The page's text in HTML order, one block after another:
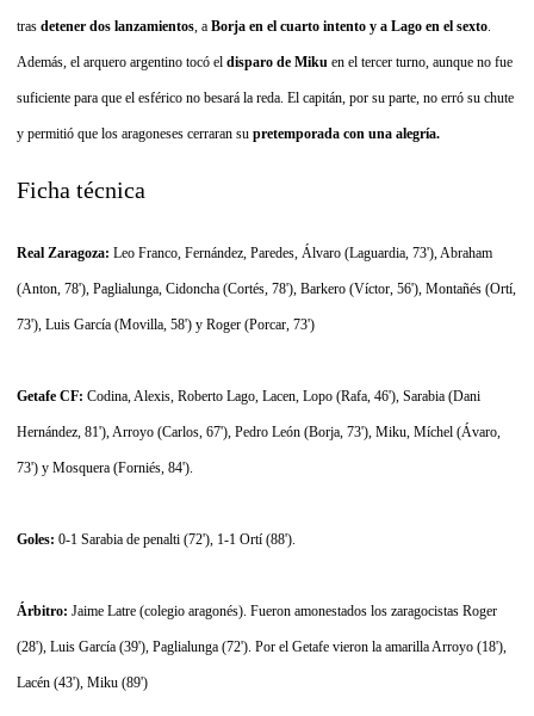
tras detener dos lanzamientos, a Borja en el cuarto intento y a Lago en el sexto.
Además, el arquero argentino tocó el disparo de Miku en el tercer turno, aunque no fue
suficiente para que el esférico no besará la reda. El capitán, por su parte, no erró su chute
y permitió que los aragoneses cerraran su pretemporada con una alegría.
Ficha técnica
Real Zaragoza: Leo Franco, Fernández, Paredes, Álvaro (Laguardia, 73'), Abraham
(Anton, 78'), Paglialunga, Cidoncha (Cortés, 78'), Barkero (Víctor, 56'), Montañés (Ortí,
73'), Luis García (Movilla, 58') y Roger (Porcar, 73')
Getafe CF: Codina, Alexis, Roberto Lago, Lacen, Lopo (Rafa, 46'), Sarabia (Dani
Hernández, 81'), Arroyo (Carlos, 67'), Pedro León (Borja, 73'), Miku, Míchel (Ávaro,
73') y Mosquera (Forniés, 84').
Goles: 0-1 Sarabia de penalti (72'), 1-1 Ortí (88').
Árbitro: Jaime Latre (colegio aragonés). Fueron amonestados los zaragocistas Roger
(28'), Luis García (39'), Paglialunga (72'). Por el Getafe vieron la amarilla Arroyo (18'),
Lacén (43'), Miku (89')